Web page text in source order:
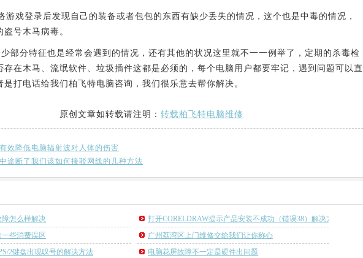
戏登录后发现自己的装备或者包包的东西有缺少丢失的情况，这个也是中毒的情况，
号木马病毒。
分特征也是经常会遇到的情况，还有其他的状况这里就不一一例举了，定期的杀毒检
存在木马、流氓软件、垃圾插件这都是必须的，每个电脑用户都要牢记，遇到问题可以直
是打电话给我们柏飞特电脑咨询，我们很乐意去帮你解决。
原创文章如转载请注明： 转载柏飞特电脑维修
效降低电脑辐射波对人体的伤害
途断了我们该如何接驳网线的几种方法
怎么样解决
打开CORELDRAW提示产品安装不成功（错误38）解决方法
些消费误区
广州荔湾区上门维修交给我们让你称心
2键盘出现叹号的解决方法
电脑花屏故障不一定是硬件出问题